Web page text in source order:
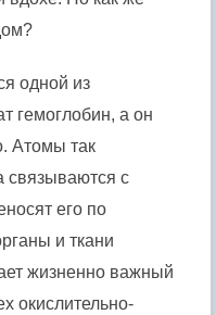
одной из
гемоглобин, а он
Атомы так
связываются с
его по
и ткани
жизненно важный
окислительно-